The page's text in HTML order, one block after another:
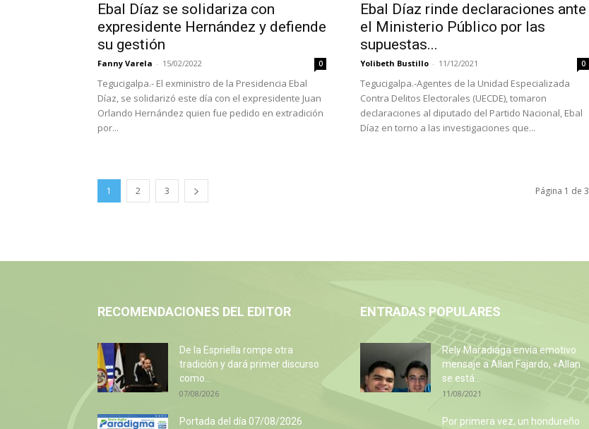
Ebal Díaz se solidariza con
expresidente Hernández y defiende
su gestión
Fanny Varela - 15/02/2022 0
Tegucigalpa.- El exministro de la Presidencia Ebal
Díaz, se solidarizó este día con el expresidente Juan
Orlando Hernández quien fue pedido en extradición
por...
Ebal Díaz rinde declaraciones ante
el Ministerio Público por las
supuestas...
Yolibeth Bustillo - 11/12/2021 0
Tegucigalpa.-Agentes de la Unidad Especializada
Contra Delitos Electorales (UECDE), tomaron
declaraciones al diputado del Partido Nacional, Ebal
Díaz en torno a las investigaciones que...
1 2 3 Página 1 de 3
RECOMENDACIONES DEL EDITOR
De la Espriella rompe otra
tradición y dará primer discurso
como...
07/08/2026
Portada del día 07/08/2026
ENTRADAS POPULARES
Rely Maradiaga envía emotivo
mensaje a Allan Fajardo, «Allan
se está...
11/08/2021
Por primera vez, un hondureño